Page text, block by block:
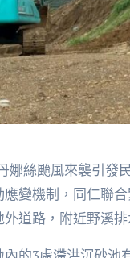
娜絲颱風來襲引
變機制，同仁聯
道路，附近野溪